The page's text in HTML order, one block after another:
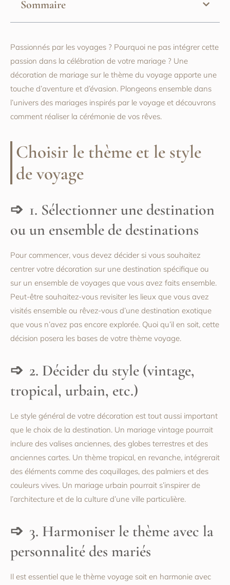
Sommaire
Passionnés par les voyages ? Pourquoi ne pas intégrer cette
passion dans la célébration de votre mariage ? Une
décoration de mariage sur le thème du voyage apporte une
touche d’aventure et d’évasion. Plongeons ensemble dans
l’univers des mariages inspirés par le voyage et découvrons
comment réaliser la cérémonie de vos rêves.
Choisir le thème et le style
de voyage
1. Sélectionner une destination
ou un ensemble de destinations
Pour commencer, vous devez décider si vous souhaitez
centrer votre décoration sur une destination spécifique ou
sur un ensemble de voyages que vous avez faits ensemble.
Peut-être souhaitez-vous revisiter les lieux que vous avez
visités ensemble ou rêvez-vous d’une destination exotique
que vous n’avez pas encore explorée. Quoi qu’il en soit, cette
décision posera les bases de votre thème voyage.
2. Décider du style (vintage,
tropical, urbain, etc.)
Le style général de votre décoration est tout aussi important
que le choix de la destination. Un mariage vintage pourrait
inclure des valises anciennes, des globes terrestres et des
anciennes cartes. Un thème tropical, en revanche, intégrerait
des éléments comme des coquillages, des palmiers et des
couleurs vives. Un mariage urbain pourrait s’inspirer de
l’architecture et de la culture d’une ville particulière.
3. Harmoniser le thème avec la
personnalité des mariés
Il est essentiel que le thème voyage soit en harmonie avec